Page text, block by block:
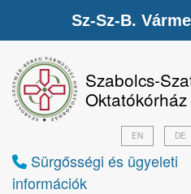
Szabolcs-
Oktatókórház
Sürgősségi és ügyeleti
információk
EN DE
Sz-Sz-B.